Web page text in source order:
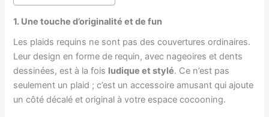
1. Une touche d’originalité et de fun
Les plaids requins ne sont pas des couvertures ordinaires.
Leur design en forme de requin, avec nageoires et dents
dessinées, est à la fois ludique et stylé. Ce n’est pas
seulement un plaid ; c’est un accessoire amusant qui ajoute
un côté décalé et original à votre espace cocooning.